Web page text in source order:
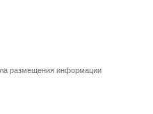
размещения информации